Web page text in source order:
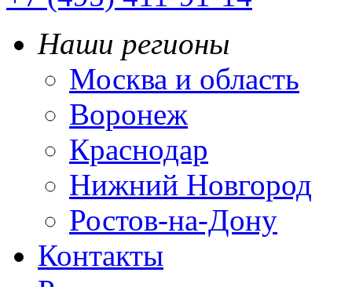
Наши регионы
Москва и область
Воронеж
Краснодар
Нижний Новгород
Ростов-на-Дону
Контакты